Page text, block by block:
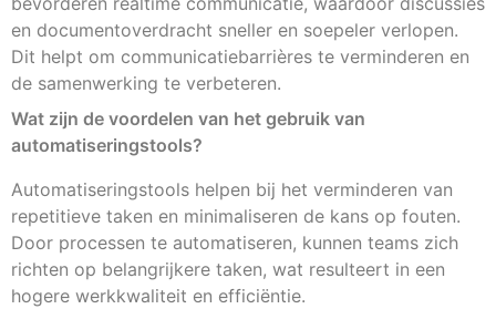
en documentoverdracht sneller en soepeler verlopen.
Dit helpt om communicatiebarrières te verminderen en
de samenwerking te verbeteren.
Wat zijn de voordelen van het gebruik van
automatiseringstools?
Automatiseringstools helpen bij het verminderen van
repetitieve taken en minimaliseren de kans op fouten.
Door processen te automatiseren, kunnen teams zich
richten op belangrijkere taken, wat resulteert in een
hogere werkkwaliteit en efficiëntie.